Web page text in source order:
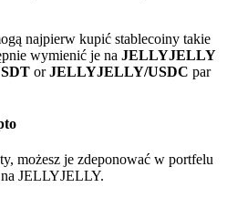
najpierw kupić stablecoiny takie
wymienić je na JELLYJELLY
orJELLYJELLY/USDC par
możesz je zdeponować w portfelu
JELLYJELLY.